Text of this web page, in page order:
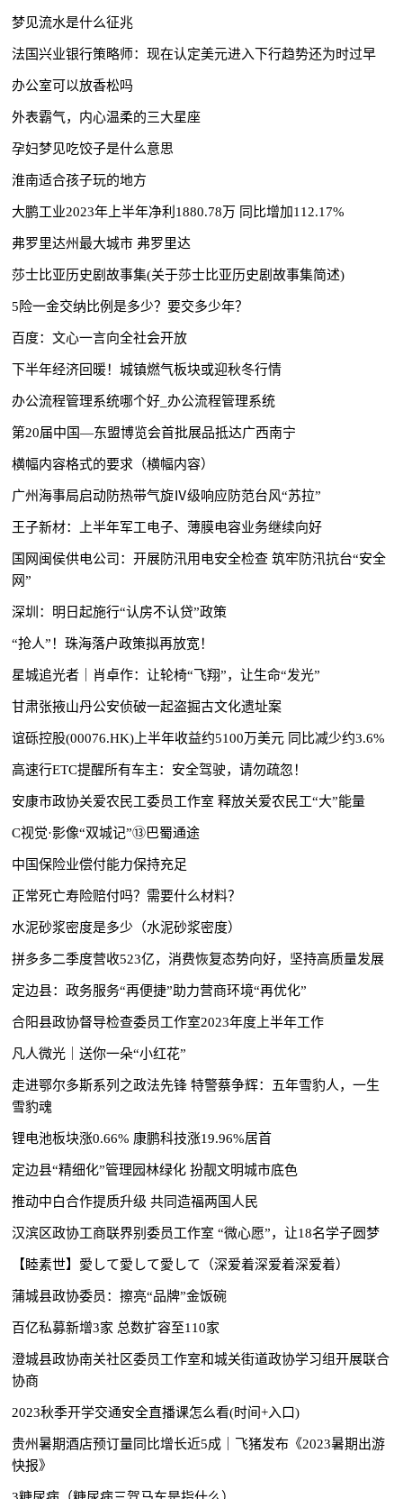
梦见流水是什么征兆
法国兴业银行策略师：现在认定美元进入下行趋势还为时过早
办公室可以放香松吗
外表霸气，内心温柔的三大星座
孕妇梦见吃饺子是什么意思
淮南适合孩子玩的地方
大鹏工业2023年上半年净利1880.78万 同比增加112.17%
弗罗里达州最大城市 弗罗里达
莎士比亚历史剧故事集(关于莎士比亚历史剧故事集简述)
5险一金交纳比例是多少？要交多少年？
百度：文心一言向全社会开放
下半年经济回暖！城镇燃气板块或迎秋冬行情
办公流程管理系统哪个好_办公流程管理系统
第20届中国—东盟博览会首批展品抵达广西南宁
横幅内容格式的要求（横幅内容）
广州海事局启动防热带气旋Ⅳ级响应防范台风“苏拉”
王子新材：上半年军工电子、薄膜电容业务继续向好
国网闽侯供电公司：开展防汛用电安全检查 筑牢防汛抗台“安全
网”
深圳：明日起施行“认房不认贷”政策
“抢人”！珠海落户政策拟再放宽！
星城追光者｜肖卓作：让轮椅“飞翔”，让生命“发光”
甘肃张掖山丹公安侦破一起盗掘古文化遗址案
谊砾控股(00076.HK)上半年收益约5100万美元 同比减少约3.6%
高速行ETC提醒所有车主：安全驾驶，请勿疏忽！
安康市政协关爱农民工委员工作室 释放关爱农民工“大”能量
C视觉·影像“双城记”⑬巴蜀通途
中国保险业偿付能力保持充足
正常死亡寿险赔付吗？需要什么材料？
水泥砂浆密度是多少（水泥砂浆密度）
拼多多二季度营收523亿，消费恢复态势向好，坚持高质量发展
定边县：政务服务“再便捷”助力营商环境“再优化”
合阳县政协督导检查委员工作室2023年度上半年工作
凡人微光｜送你一朵“小红花”
走进鄂尔多斯系列之政法先锋 特警蔡争辉：五年雪豹人，一生
雪豹魂
锂电池板块涨0.66% 康鹏科技涨19.96%居首
定边县“精细化”管理园林绿化 扮靓文明城市底色
推动中白合作提质升级 共同造福两国人民
汉滨区政协工商联界别委员工作室 “微心愿”，让18名学子圆梦
【睦素世】愛して愛して愛して（深爱着深爱着深爱着）
蒲城县政协委员：擦亮“品牌”金饭碗
百亿私募新增3家 总数扩容至110家
澄城县政协南关社区委员工作室和城关街道政协学习组开展联合
协商
2023秋季开学交通安全直播课怎么看(时间+入口)
贵州暑期酒店预订量同比增长近5成｜飞猪发布《2023暑期出游
快报》